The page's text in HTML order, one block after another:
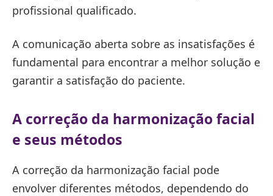
profissional qualificado.
A comunicação aberta sobre as insatisfações é
fundamental para encontrar a melhor solução e
garantir a satisfação do paciente.
A correção da harmonização facial
e seus métodos
A correção da harmonização facial pode
envolver diferentes métodos, dependendo do